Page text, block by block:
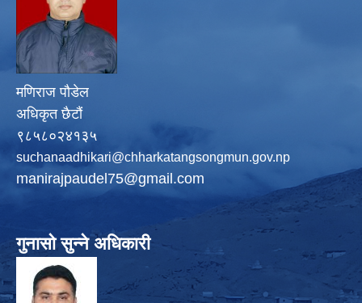
मणिराज पौडेल
अधिकृत छैटौं
९८५८०२४१३५
suchanaadhikari@chharkatangsongmun.gov.np
manirajpaudel75@gmail.com
गुनासो सुन्ने अधिकारी